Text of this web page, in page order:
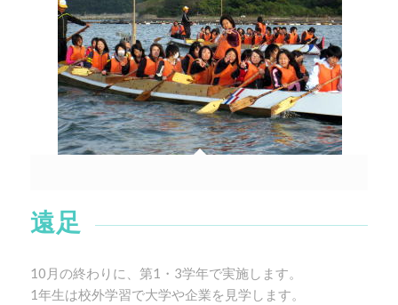
遠足
10月の終わりに、第1・3学年で実施します。
1年生は校外学習で大学や企業を見学します。